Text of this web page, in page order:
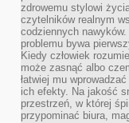
zdrowemu stylowi
czytelników realnym
codziennych
problemu bywa
Kiedy człowiek
może zasnąć albo
łatwiej mu
ich efekty. Na jakość
przestrzeń, w której
przypominać biura,